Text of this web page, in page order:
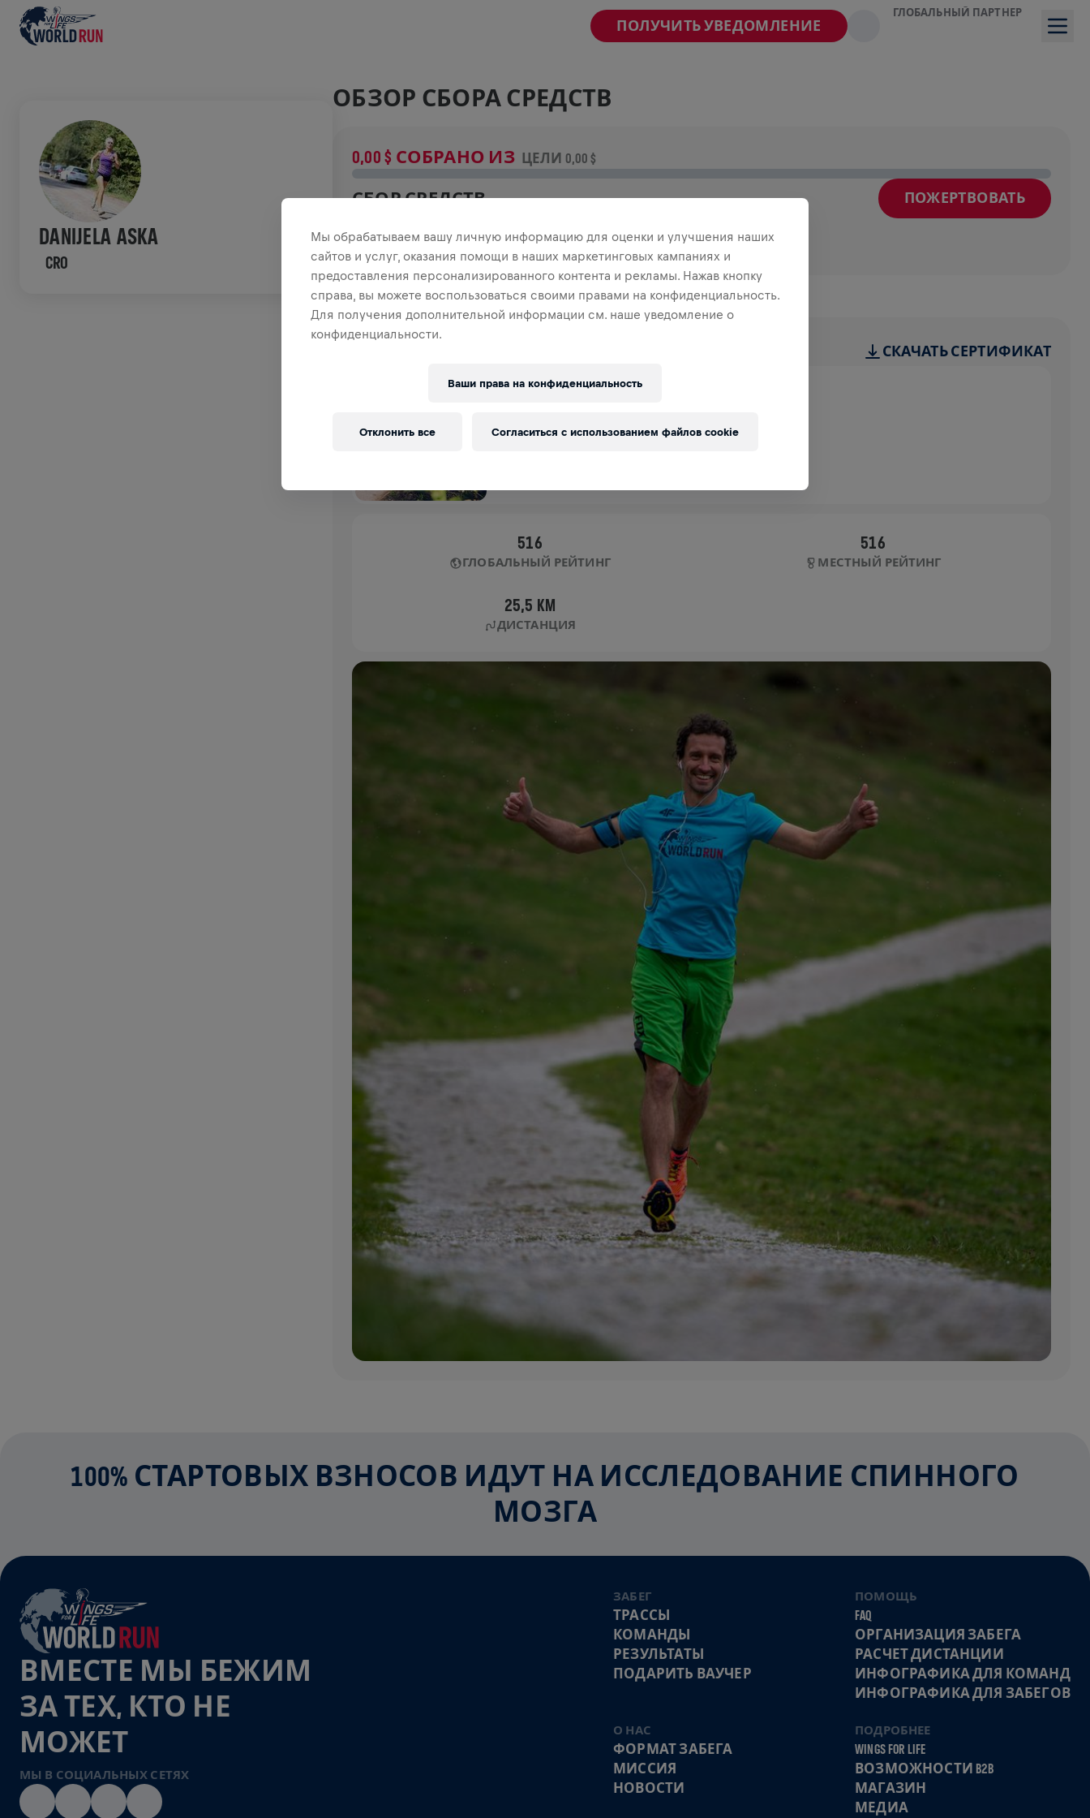
ПОЛУЧИТЬ УВЕДОМЛЕНИЕ
ГЛОБАЛЬНЫЙ ПАРТНЕР
DANIJELA ASKA
CRO
ОБЗОР СБОРА СРЕДСТВ
0,00 $ СОБРАНО ИЗ ЦЕЛИ 0,00 $
СБОР СРЕДСТВ ПОЖЕРТВОВАТЬ
отправятся на исследования травм спинного мозга.
ИСТОРИЯ
СКАЧАТЬ СЕРТИФИКАТ
03 мая 2020 г.
516
ГЛОБАЛЬНЫЙ РЕЙТИНГ
516
МЕСТНЫЙ РЕЙТИНГ
25,5 KM
ДИСТАНЦИЯ
100% СТАРТОВЫХ ВЗНОСОВ ИДУТ НА ИССЛЕДОВАНИЕ СПИННОГО
МОЗГА
ВМЕСТЕ МЫ БЕЖИМ
ЗА ТЕХ, КТО НЕ
МОЖЕТ
МЫ В СОЦИАЛЬНЫХ СЕТЯХ
ЗАБЕГ
ТРАССЫ
КОМАНДЫ
РЕЗУЛЬТАТЫ
ПОДАРИТЬ ВАУЧЕР
ПОМОЩЬ
FAQ
ОРГАНИЗАЦИЯ ЗАБЕГА
РАСЧЕТ ДИСТАНЦИИ
ИНФОГРАФИКА ДЛЯ КОМАНД
ИНФОГРАФИКА ДЛЯ ЗАБЕГОВ
О НАС
ФОРМАТ ЗАБЕГА
МИССИЯ
НОВОСТИ
ПОДРОБНЕЕ
WINGS FOR LIFE
ВОЗМОЖНОСТИ B2B
МАГАЗИН
МЕДИА
Мы обрабатываем вашу личную информацию для оценки и улучшения наших
сайтов и услуг, оказания помощи в наших маркетинговых кампаниях и
предоставления персонализированного контента и рекламы. Нажав кнопку
справа, вы можете воспользоваться своими правами на конфиденциальность.
Для получения дополнительной информации см. наше уведомление о
конфиденциальности.
Ваши права на конфиденциальность
Отклонить все Согласиться с использованием файлов cookie